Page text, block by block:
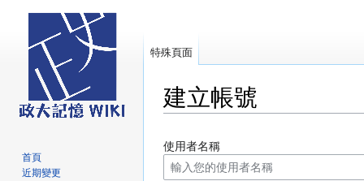
建立帳號
至
導
至
搜
使用者名稱
特殊頁面
首頁
近期變更